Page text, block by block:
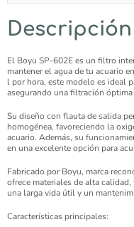
Descripción
El Boyu SP-602E es un filtro
mantener el agua de tu acuario
l por hora, este modelo es ideal
asegurando una filtración
Su diseño con flauta de salida
homogénea, favoreciendo la
acuario. Además, su
en una excelente opción para
Fabricado por Boyu, marca
ofrece materiales de alta
una larga vida útil y un
Características principales: